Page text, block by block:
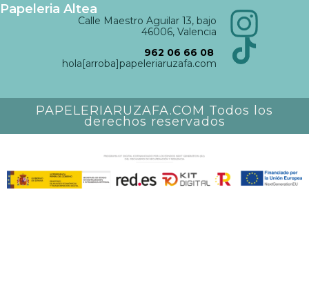
Papeleria Altea
Calle Maestro Aguilar 13, bajo
46006, Valencia
962 06 66 08
hola[arroba]papeleriaruzafa.com
PAPELERIARUZAFA.COM Todos los
derechos reservados